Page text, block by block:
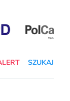
wspierający
SZUKAJ